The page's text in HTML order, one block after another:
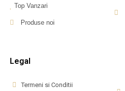
Top Vanzari
Produse noi
Legal
Termeni si Conditii